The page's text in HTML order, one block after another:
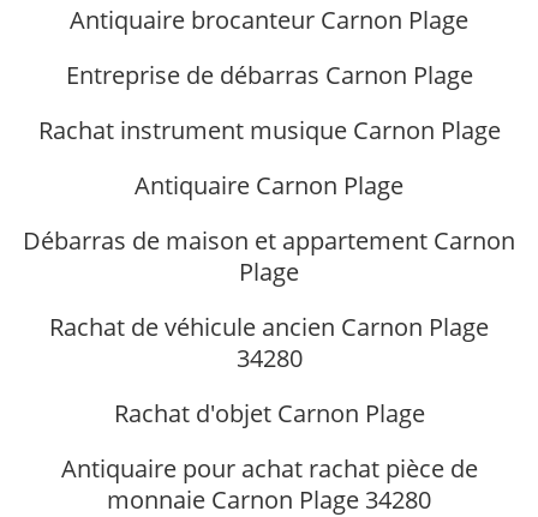
Antiquaire brocanteur Carnon Plage
Entreprise de débarras Carnon Plage
Rachat instrument musique Carnon Plage
Antiquaire Carnon Plage
Débarras de maison et appartement Carnon
Plage
Rachat de véhicule ancien Carnon Plage
34280
Rachat d'objet Carnon Plage
Antiquaire pour achat rachat pièce de
monnaie Carnon Plage 34280